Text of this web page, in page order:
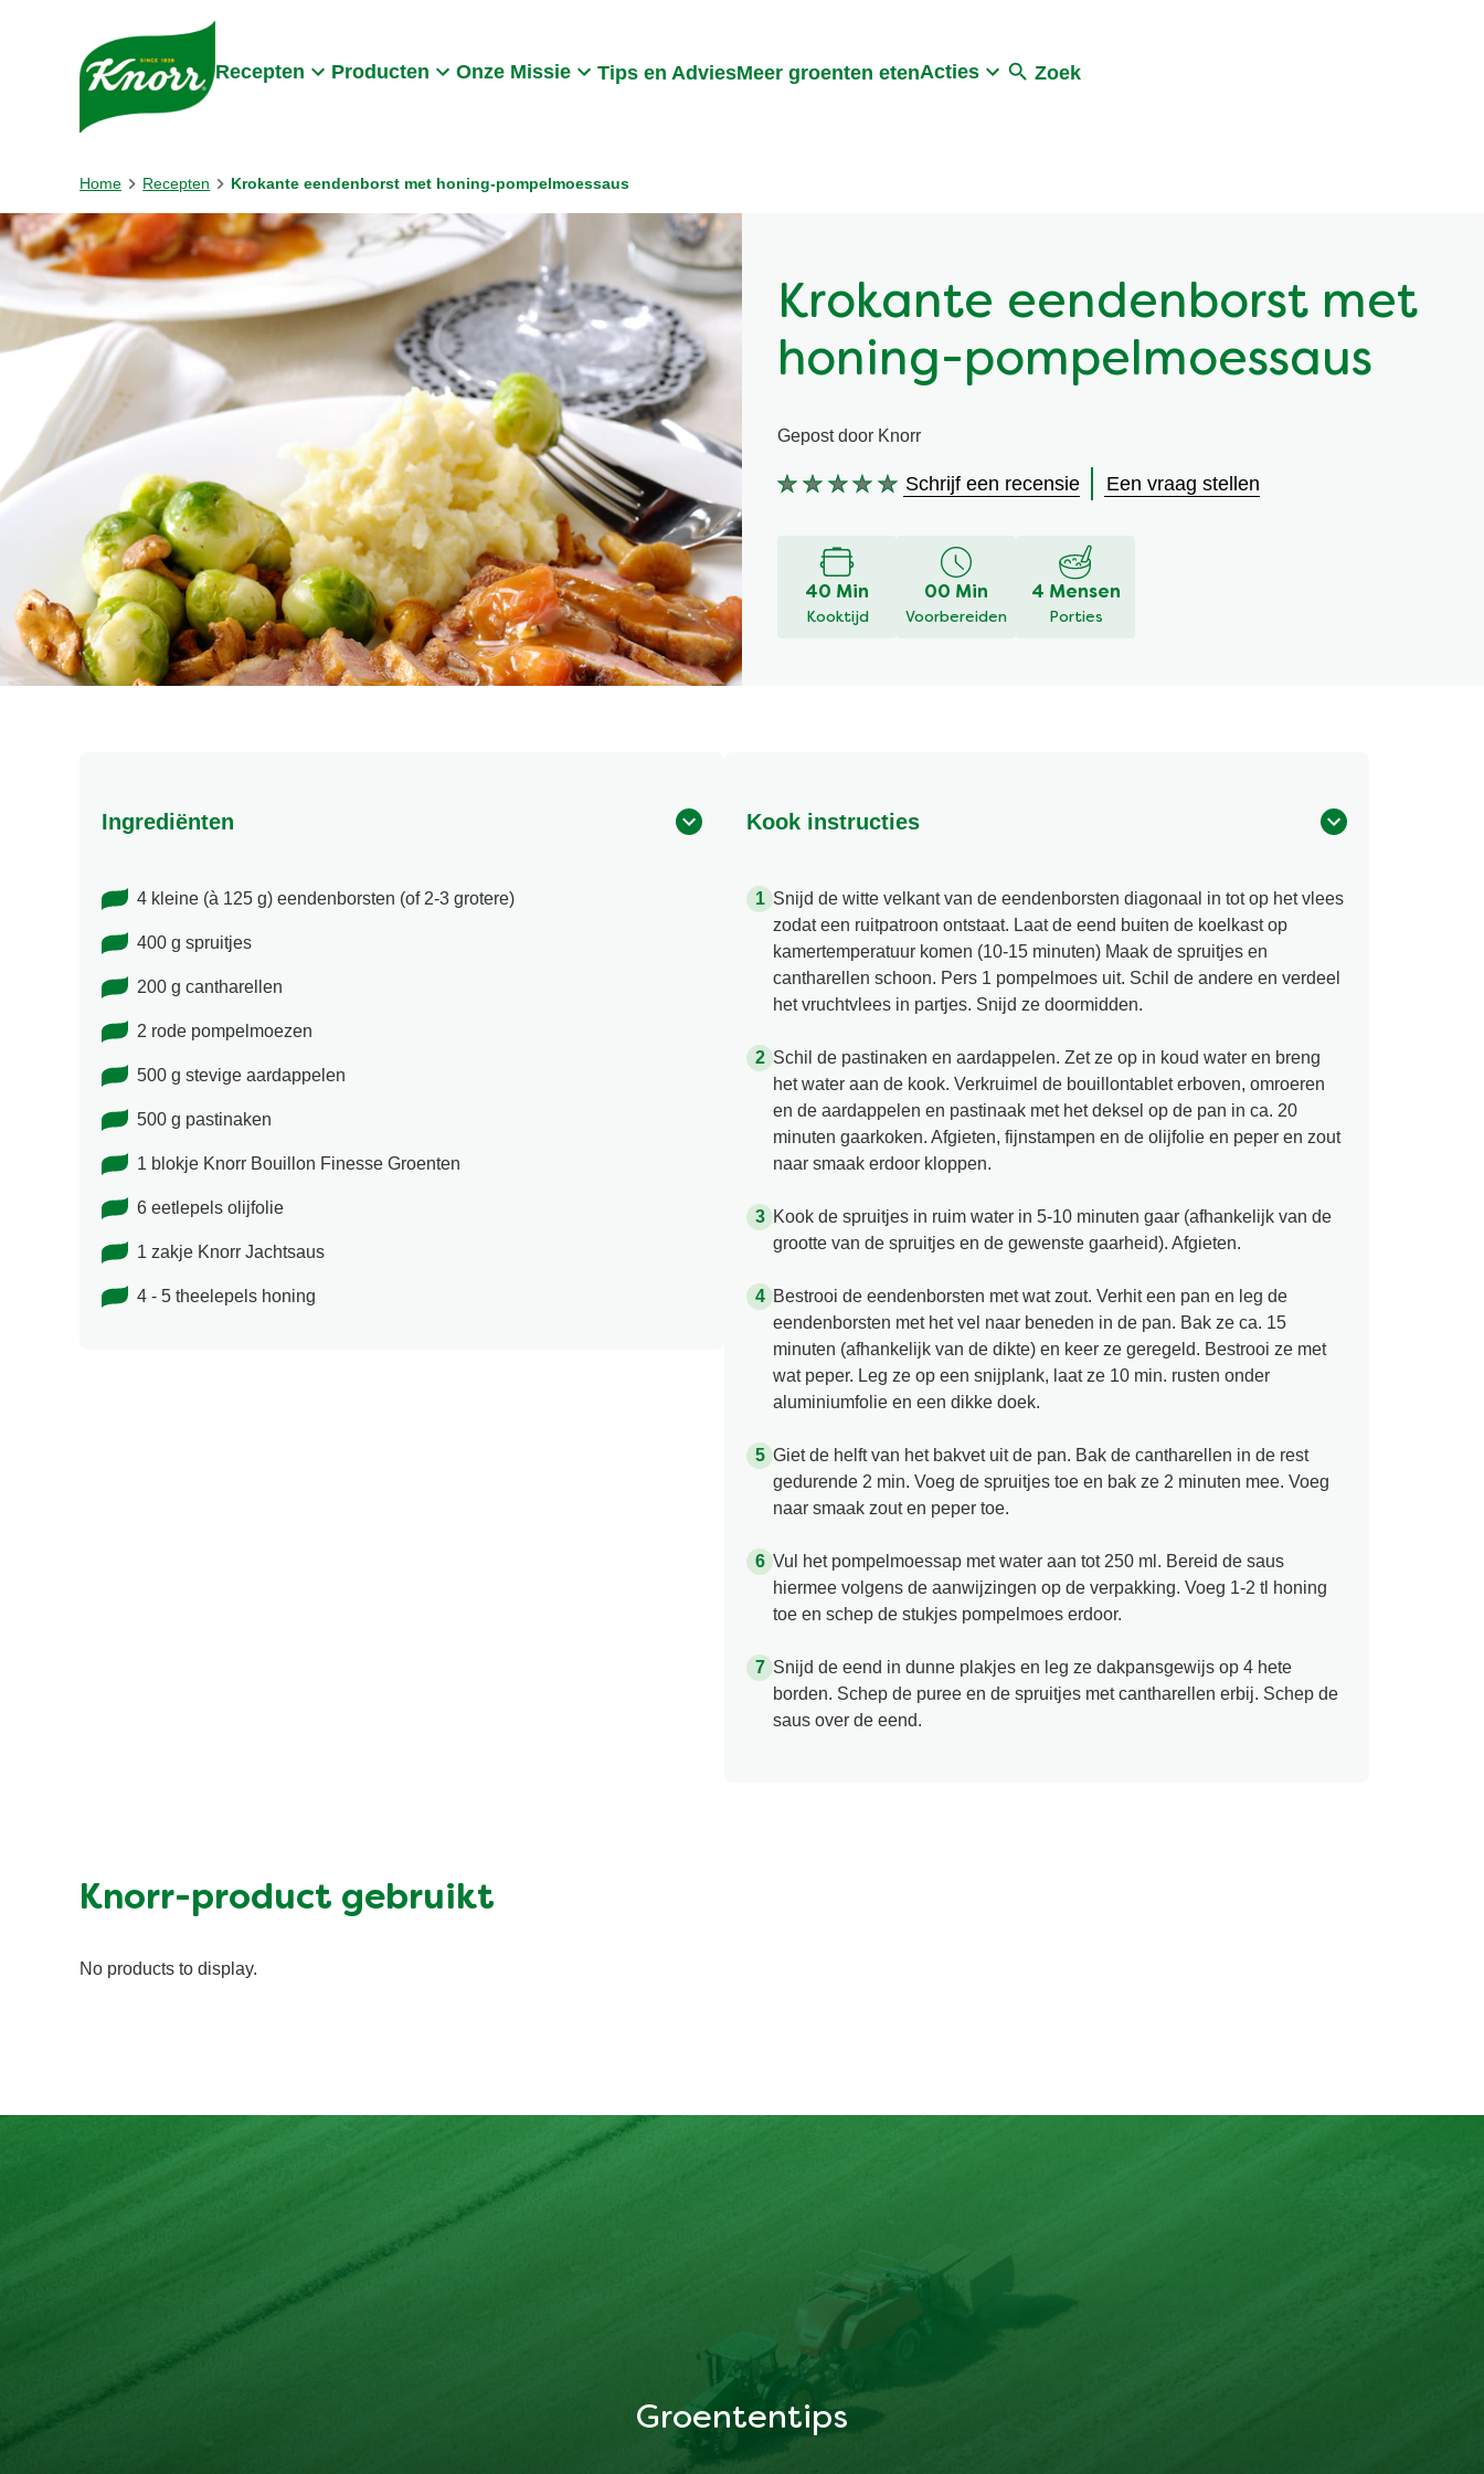
Skip to:
Recepten Producten Onze Missie Tips en AdviesMeer groenten etenActies Zoek
Home Recepten Krokante eendenborst met honing-pompelmoessaus
Krokante eendenborst met
honing-pompelmoessaus
Gepost door Knorr
Geen
deze
recipe
Schrijf een recensie Een vraag stellen
40 Min
Kooktijd
00 Min
Voorbereiden
4 Mensen
Porties
Ingrediënten
4 kleine (à 125 g) eendenborsten (of 2-3 grotere)
400 g spruitjes
200 g cantharellen
2 rode pompelmoezen
500 g stevige aardappelen
500 g pastinaken
1 blokje Knorr Bouillon Finesse Groenten
6 eetlepels olijfolie
1 zakje Knorr Jachtsaus
4 - 5 theelepels honing
Kook instructies
Snijd de witte velkant van de eendenborsten diagonaal in tot op het vlees
zodat een ruitpatroon ontstaat. Laat de eend buiten de koelkast op
kamertemperatuur komen (10-15 minuten) Maak de spruitjes en
cantharellen schoon. Pers 1 pompelmoes uit. Schil de andere en verdeel
het vruchtvlees in partjes. Snijd ze doormidden.
Schil de pastinaken en aardappelen. Zet ze op in koud water en breng
het water aan de kook. Verkruimel de bouillontablet erboven, omroeren
en de aardappelen en pastinaak met het deksel op de pan in ca. 20
minuten gaarkoken. Afgieten, fijnstampen en de olijfolie en peper en zout
naar smaak erdoor kloppen.
Kook de spruitjes in ruim water in 5-10 minuten gaar (afhankelijk van de
grootte van de spruitjes en de gewenste gaarheid). Afgieten.
Bestrooi de eendenborsten met wat zout. Verhit een pan en leg de
eendenborsten met het vel naar beneden in de pan. Bak ze ca. 15
minuten (afhankelijk van de dikte) en keer ze geregeld. Bestrooi ze met
wat peper. Leg ze op een snijplank, laat ze 10 min. rusten onder
aluminiumfolie en een dikke doek.
Giet de helft van het bakvet uit de pan. Bak de cantharellen in de rest
gedurende 2 min. Voeg de spruitjes toe en bak ze 2 minuten mee. Voeg
naar smaak zout en peper toe.
Vul het pompelmoessap met water aan tot 250 ml. Bereid de saus
hiermee volgens de aanwijzingen op de verpakking. Voeg 1-2 tl honing
toe en schep de stukjes pompelmoes erdoor.
Snijd de eend in dunne plakjes en leg ze dakpansgewijs op 4 hete
borden. Schep de puree en de spruitjes met cantharellen erbij. Schep de
saus over de eend.
Knorr-product gebruikt
No products to display.
Groententips